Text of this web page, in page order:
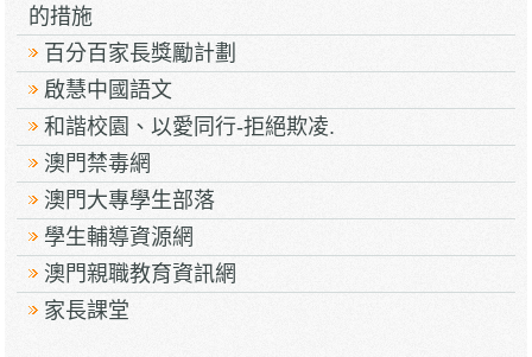
的措施
百分百家長獎勵計劃
啟慧中國語文
和諧校園、以愛同行-拒絕欺凌.
澳門禁毒網
澳門大專學生部落
學生輔導資源網
澳門親職教育資訊網
家長課堂